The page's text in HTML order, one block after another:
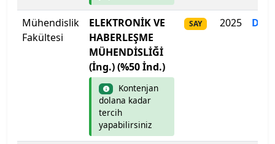
Mühendislik
Fakültesi
ELEKTRONİK VE
HABERLEŞME
MÜHENDİSLİĞİ
(İng.) (%50 İnd.)
Kontenjan
dolana kadar
tercih
yapabilirsiniz
SAY 2025